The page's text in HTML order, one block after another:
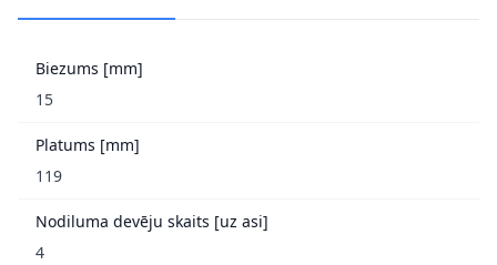
Biezums [mm]
15
Platums [mm]
119
Nodiluma devēju skaits [uz asi]
4